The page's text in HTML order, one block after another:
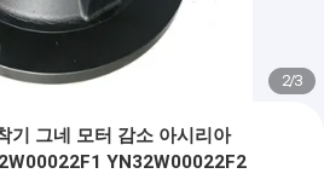
2/3
그네 모터 감소 아시리아
YN32W00022F2